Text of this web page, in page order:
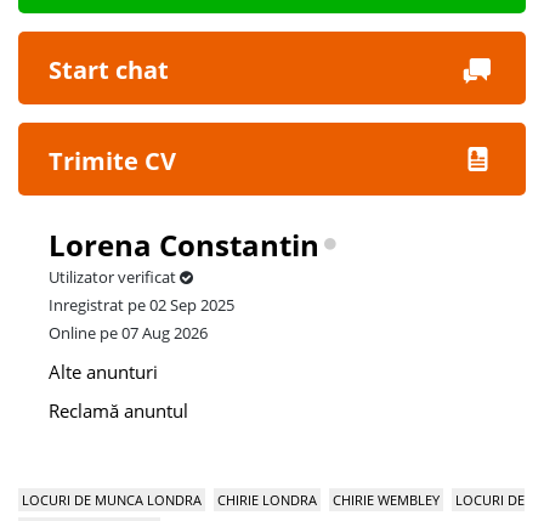
Start chat
Trimite CV
Lorena Constantin
Utilizator verificat
Inregistrat pe 02 Sep 2025
Online pe 07 Aug 2026
Alte anunturi
Reclamă anuntul
LOCURI DE MUNCA LONDRA CHIRIE LONDRA CHIRIE WEMBLEY
LOCURI DE